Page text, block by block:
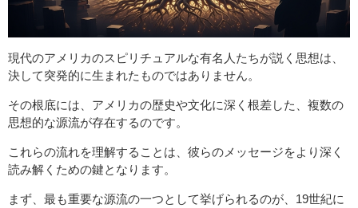
現代のアメリカのスピリチュアルな有名人たちが説く思想は、
決して突発的に生まれたものではありません。
その根底には、アメリカの歴史や文化に深く根差した、複数の
思想的な源流が存在するのです。
これらの流れを理解することは、彼らのメッセージをより深く
読み解くための鍵となります。
まず、最も重要な源流の一つとして挙げられるのが、19世紀に